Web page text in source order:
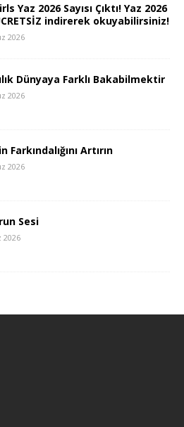
Yaz 2026 Sayısı Çıktı! Yaz 2026
indirerek okuyabilirsiniz!
2026
Dünyaya Farklı Bakabilmektir
2026
Farkındalığını Artırın
2026
Sesi
2026